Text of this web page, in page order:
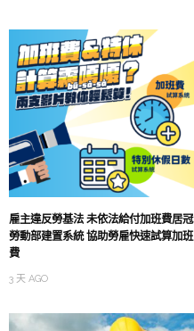
雇主違反勞基法 未依法給付加班費居冠
勞動部建置系統 協助勞雇快速試算加班
費
3 天 AGO